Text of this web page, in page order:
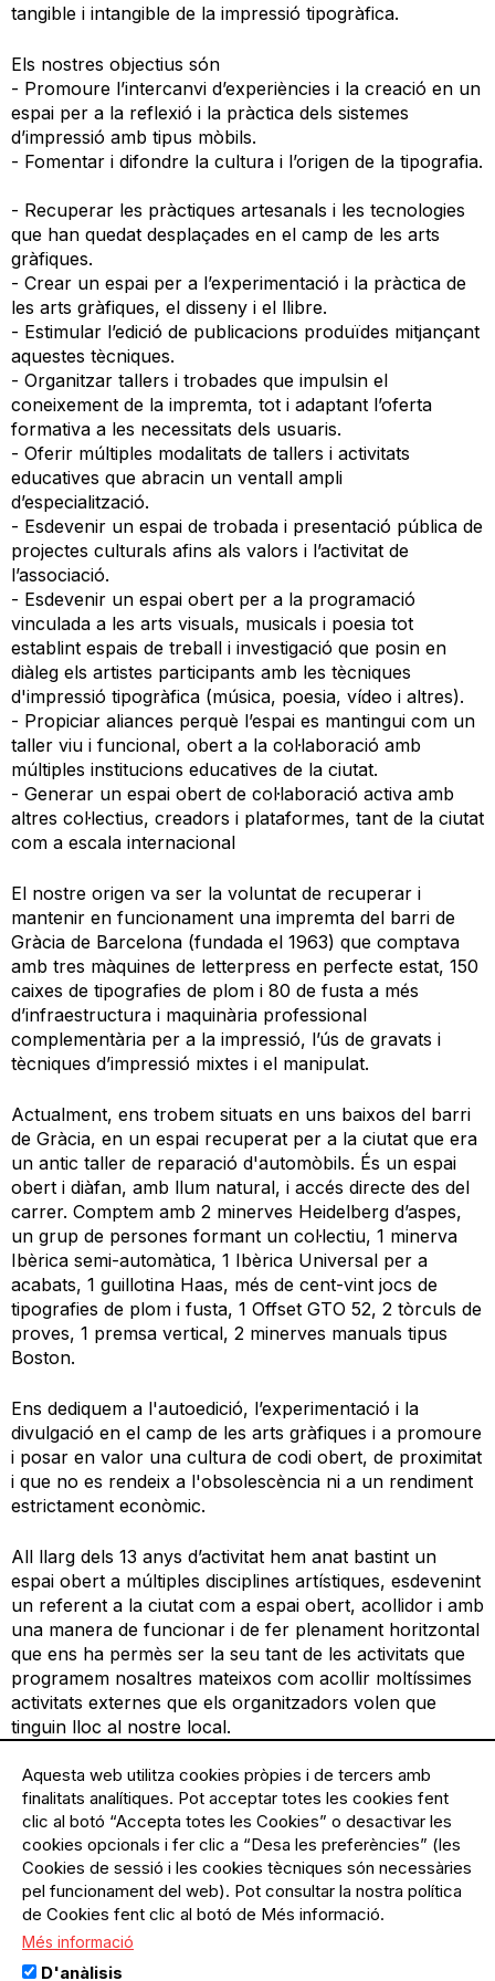
tangible i intangible de la impressió tipogràfica.
Els nostres objectius són
- Promoure l’intercanvi d’experiències i la creació en un
espai per a la reflexió i la pràctica dels sistemes
d’impressió amb tipus mòbils.
- Fomentar i difondre la cultura i l’origen de la tipografia.
- Recuperar les pràctiques artesanals i les tecnologies
que han quedat desplaçades en el camp de les arts
gràfiques.
- Crear un espai per a l’experimentació i la pràctica de
les arts gràfiques, el disseny i el llibre.
- Estimular l’edició de publicacions produïdes mitjançant
aquestes tècniques.
- Organitzar tallers i trobades que impulsin el
coneixement de la impremta, tot i adaptant l’oferta
formativa a les necessitats dels usuaris.
- Oferir múltiples modalitats de tallers i activitats
educatives que abracin un ventall ampli
d’especialització.
- Esdevenir un espai de trobada i presentació pública de
projectes culturals afins als valors i l’activitat de
l’associació.
- Esdevenir un espai obert per a la programació
vinculada a les arts visuals, musicals i poesia tot
establint espais de treball i investigació que posin en
diàleg els artistes participants amb les tècniques
d'impressió tipogràfica (música, poesia, vídeo i altres).
- Propiciar aliances perquè l’espai es mantingui com un
taller viu i funcional, obert a la col·laboració amb
múltiples institucions educatives de la ciutat.
- Generar un espai obert de col·laboració activa amb
altres col·lectius, creadors i plataformes, tant de la ciutat
com a escala internacional
El nostre origen va ser la voluntat de recuperar i
mantenir en funcionament una impremta del barri de
Gràcia de Barcelona (fundada el 1963) que comptava
amb tres màquines de letterpress en perfecte estat, 150
caixes de tipografies de plom i 80 de fusta a més
d’infraestructura i maquinària professional
complementària per a la impressió, l’ús de gravats i
tècniques d’impressió mixtes i el manipulat.
Actualment, ens trobem situats en uns baixos del barri
de Gràcia, en un espai recuperat per a la ciutat que era
un antic taller de reparació d'automòbils. És un espai
obert i diàfan, amb llum natural, i accés directe des del
carrer. Comptem amb 2 minerves Heidelberg d’aspes,
un grup de persones formant un col·lectiu, 1 minerva
Ibèrica semi-automàtica, 1 Ibèrica Universal per a
acabats, 1 guillotina Haas, més de cent-vint jocs de
tipografies de plom i fusta, 1 Offset GTO 52, 2 tòrculs de
proves, 1 premsa vertical, 2 minerves manuals tipus
Boston.
Ens dediquem a l'autoedició, l’experimentació i la
divulgació en el camp de les arts gràfiques i a promoure
i posar en valor una cultura de codi obert, de proximitat
i que no es rendeix a l'obsolescència ni a un rendiment
estrictament econòmic.
All llarg dels 13 anys d’activitat hem anat bastint un
espai obert a múltiples disciplines artístiques, esdevenint
un referent a la ciutat com a espai obert, acollidor i amb
una manera de funcionar i de fer plenament horitzontal
que ens ha permès ser la seu tant de les activitats que
programem nosaltres mateixos com acollir moltíssimes
activitats externes que els organitzadors volen que
tinguin lloc al nostre local.
Hem pogut mantenir aquest espai ple d'història,
testimoni viu de la trajectòria recent de les indústries
gràfiques, generant un espai d'aprenentatge i un
laboratori creatiu a la ciutat que ofereix la possibilitat de
recuperar formes de treball i coneixements que
segueixen vigents i que lamentablement corren el perill
de desaparèixer.
La nostra oferta educativa i de tallers s’ha anat
Aquesta web utilitza cookies pròpies i de tercers amb
finalitats analítiques. Pot acceptar totes les cookies fent
clic al botó “Accepta totes les Cookies” o desactivar les
cookies opcionals i fer clic a “Desa les preferències” (les
Cookies de sessió i les cookies tècniques són necessàries
pel funcionament del web). Pot consultar la nostra política
de Cookies fent clic al botó de Més informació.
Més informació
D'anàlisis